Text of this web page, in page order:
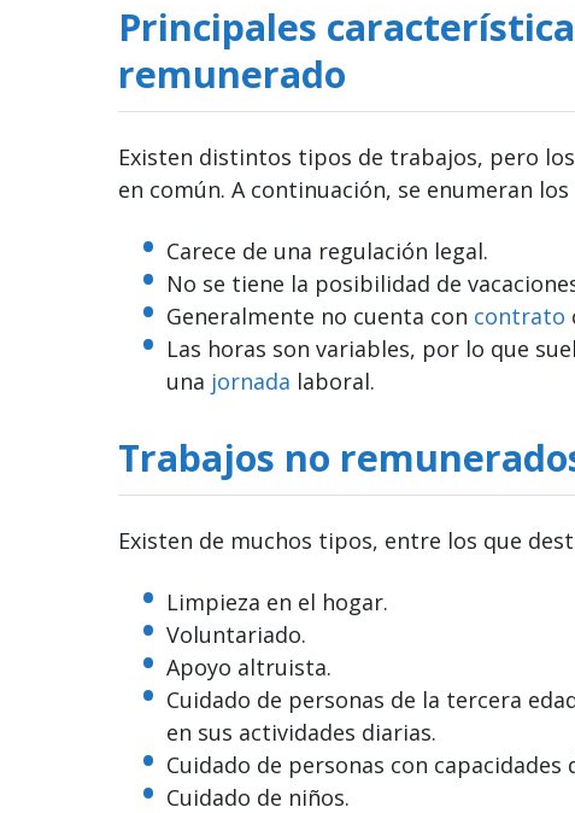
Principales
remunerado
Existen distintos tipos de trabajos, pero
en común. A continuación, se enumeran
Carece de una regulación legal.
No se tiene la posibilidad de
Generalmente no cuenta con contrato
Las horas son variables, por lo que
una jornada laboral.
Trabajos no
Existen de muchos tipos, entre los que
Limpieza en el hogar.
Voluntariado.
Apoyo altruista.
Cuidado de personas de la tercera
en sus actividades diarias.
Cuidado de personas con capacidades
Cuidado de niños.